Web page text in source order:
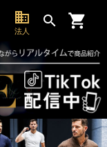
business
法人
search